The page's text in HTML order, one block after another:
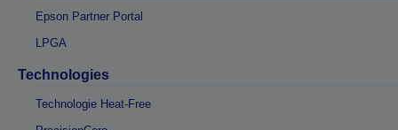
Epson Partner Portal
LPGA
Technologies
Technologie Heat-Free